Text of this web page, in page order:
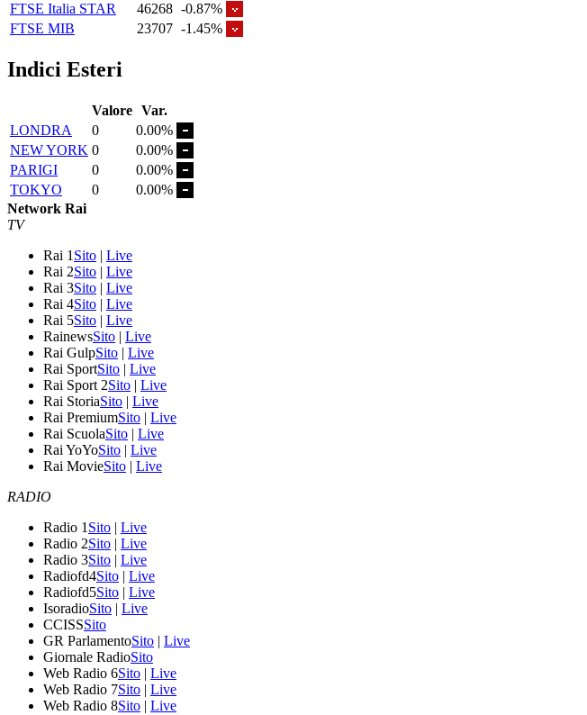
FTSE Italia STAR
46268 -0.87%
FTSE MIB
23707 -1.45%
Indici Esteri
Valore Var.
LONDRA
0
0.00%
NEW YORK 0
0.00%
PARIGI
0
0.00%
TOKYO
0
0.00%
Network Rai
TV
Rai 1 Sito | Live
Rai 2Sito | Live
Rai 3Sito | Live
Rai 4Sito | Live
Rai 5Sito | Live
RainewsSito | Live
Rai GulpSito | Live
Rai SportSito | Live
Rai Sport 2Sito | Live
Rai StoriaSito | Live
Rai PremiumSito | Live
Rai ScuolaSito | Live
Rai YoYoSito | Live
Rai MovieSito | Live
RADIO
Radio 1 Sito | Live
Radio 2Sito | Live
Radio 3Sito | Live
Radiofd4Sito | Live
Radiofd5Sito | Live
IsoradioSito | Live
CCISSSito
GR ParlamentoSito | Live
Giornale RadioSito
Web Radio 6Sito | Live
Web Radio 7Sito | Live
Web Radio 8Sito | Live